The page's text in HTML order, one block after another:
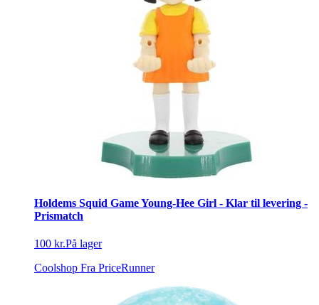
Holdems Squid Game Young-Hee Girl - Klar til levering -
Prismatch
100 kr.På lager
Coolshop Fra PriceRunner